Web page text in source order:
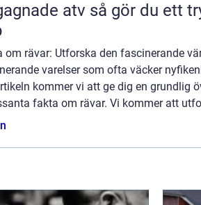
atv så gör du ett tryggt och smart
om rävar: Utforska den fascinerande
varelser som ofta väcker
kommer vi att ge dig en grundlig
fakta om rävar. Vi kommer att